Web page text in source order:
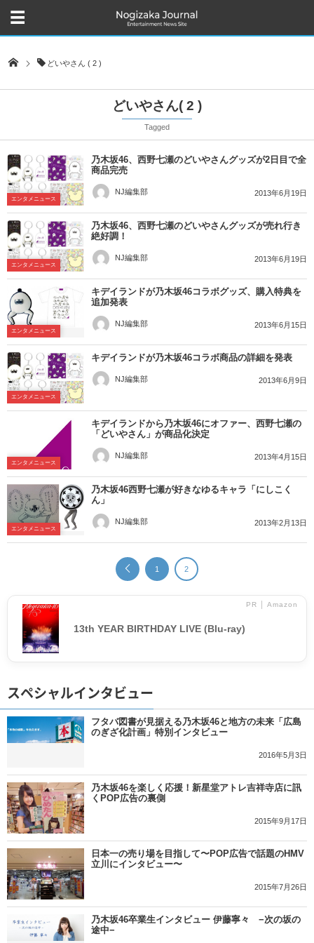
どいやさん ( 2 )
どいやさん( 2 )
Tagged
エンタメニュース
乃木坂46、西野七瀬のどいやさんグッズが2日目で全
商品完売
NJ編集部 2013年6月19日
エンタメニュース
乃木坂46、西野七瀬のどいやさんグッズが売れ行き
絶好調！
NJ編集部 2013年6月19日
エンタメニュース
キデイランドが乃木坂46コラボグッズ、購入特典を
追加発表
NJ編集部 2013年6月15日
エンタメニュース
キデイランドが乃木坂46コラボ商品の詳細を発表
NJ編集部 2013年6月9日
エンタメニュース
キデイランドから乃木坂46にオファー、西野七瀬の
「どいやさん」が商品化決定
NJ編集部 2013年4月15日
エンタメニュース
乃木坂46西野七瀬が好きなゆるキャラ「にしこく
ん」
NJ編集部 2013年2月13日
1 2
PR │ Amazon
13th YEAR BIRTHDAY LIVE (Blu-ray)
スペシャルインタビュー
フタバ図書が見据える乃木坂46と地方の未来「広島
のぎざ化計画」特別インタビュー
2016年5月3日
乃木坂46を楽しく応援！新星堂アトレ吉祥寺店に訊
くPOP広告の裏側
2015年9月17日
日本一の売り場を目指して〜POP広告で話題のHMV
立川にインタビュー〜
2015年7月26日
乃木坂46卒業生インタビュー 伊藤寧々 −次の坂の
途中−